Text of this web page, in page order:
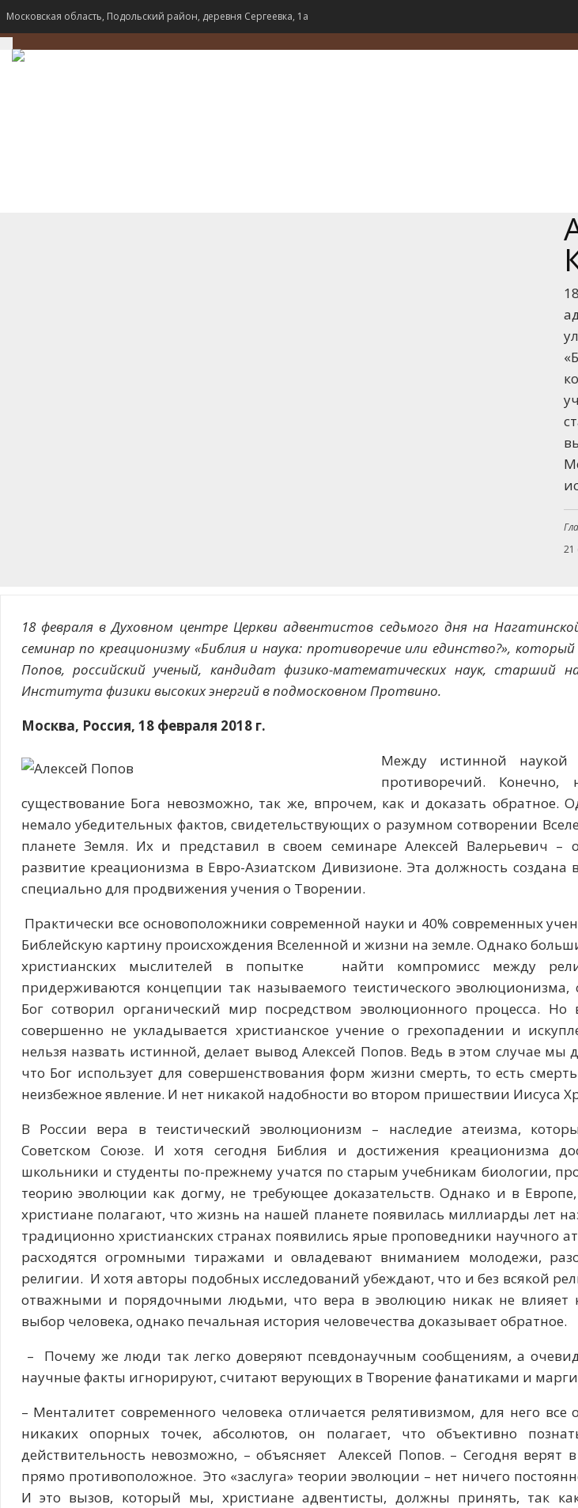
Московская область, Подольский район, деревня Сергеевка, 1а
TOGGLE
NAVIGATION
21
18 февраля в Духовном центре Церкви адвентистов седьмого дня на Нагатинской
семинар по креационизму «Библия и наука: противоречие или единство?»,
Попов, российский ученый, кандидат физико-математических наук, старший
Института физики высоких энергий в подмосковном Протвино.
Москва, Россия, 18 февраля 2018 г.
Между истинной наукой
противоречий. Конечно,
существование Бога невозможно, так же, впрочем, как и доказать обратное.
немало убедительных фактов, свидетельствующих о разумном сотворении
планете Земля. Их и представил в своем семинаре Алексей Валерьевич –
развитие креационизма в Евро-Азиатском Дивизионе. Эта должность создана в
специально для продвижения учения о Творении.
Практически все основоположники современной науки и 40% современных
Библейскую картину происхождения Вселенной и жизни на земле. Однако
христианских мыслителей в попытке найти компромисс между
придерживаются концепции так называемого теистического эволюционизма,
Бог сотворил органический мир посредством эволюционного процесса. Но
совершенно не укладывается христианское учение о грехопадении и
нельзя назвать истинной, делает вывод Алексей Попов. Ведь в этом случае мы
что Бог использует для совершенствования форм жизни смерть, то есть смерть
неизбежное явление. И нет никакой надобности во втором пришествии Иисуса
В России вера в теистический эволюционизм – наследие атеизма,
Советском Союзе. И хотя сегодня Библия и достижения креационизма
школьники и студенты по-прежнему учатся по старым учебникам биологии,
теорию эволюции как догму, не требующее доказательств. Однако и в
христиане полагают, что жизнь на нашей планете появилась миллиарды лет
традиционно христианских странах появились ярые проповедники научного
расходятся огромными тиражами и овладевают вниманием молодежи,
религии. И хотя авторы подобных исследований убеждают, что и без всякой
отважными и порядочными людьми, что вера в эволюцию никак не влияет
выбор человека, однако печальная история человечества доказывает обратное.
– Почему же люди так легко доверяют псевдонаучным сообщениям, а
научные факты игнорируют, считают верующих в Творение фанатиками и
– Менталитет современного человека отличается релятивизмом, для него все
никаких опорных точек, абсолютов, он полагает, что объективно
действительность невозможно, – объясняет Алексей Попов. – Сегодня верят в
прямо противоположное. Это «заслуга» теории эволюции – нет ничего
И это вызов, который мы, христиане адвентисты, должны принять, так